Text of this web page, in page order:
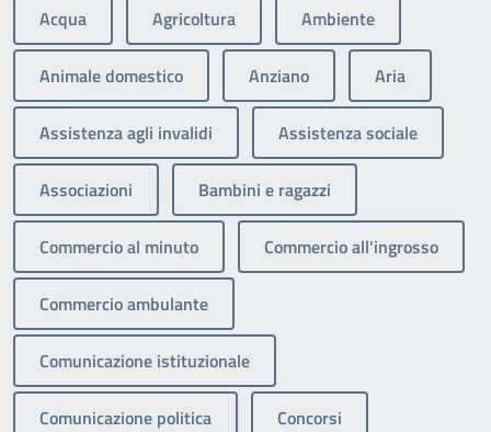
Acqua Agricoltura Ambiente
Animale domestico Anziano Aria
Assistenza agli invalidi Assistenza sociale
Associazioni Bambini e ragazzi
Commercio al minuto Commercio all'ingrosso
Commercio ambulante
Comunicazione istituzionale
Comunicazione politica Concorsi